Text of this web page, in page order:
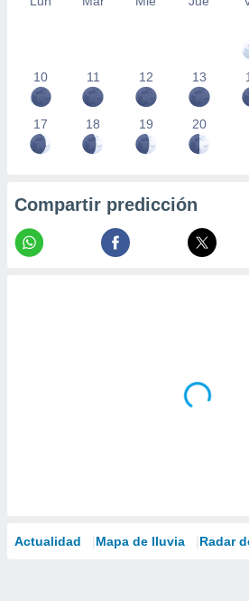
10 11 12 13
17 18 19 20
Compartir predicción
Actualidad Mapa de lluvia Radar